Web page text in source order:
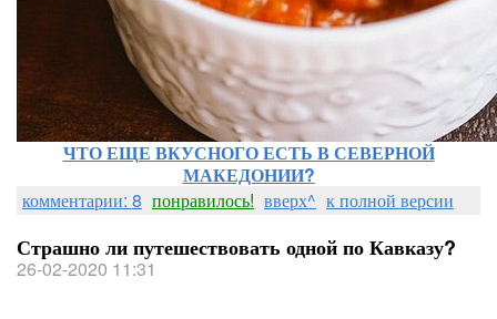
ЧТО ЕЩЕ ВКУСНОГО ЕСТЬ В СЕВЕРНОЙ
МАКЕДОНИИ?
комментарии: 8 понравилось! вверх^ к полной версии
Страшно ли путешествовать одной по Кавказу?
26-02-2020 11:31